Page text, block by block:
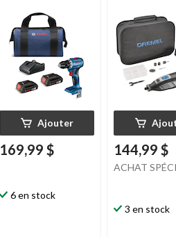
Ajouter
169,99 $
6 en stock
144,99 $
ACHAT
3 en stock